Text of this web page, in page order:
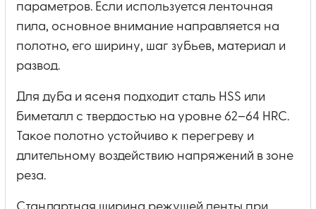
параметров. Если используется ленточная
пила, основное внимание направляется на
полотно, его ширину, шаг зубьев, материал и
развод.
Для дуба и ясеня подходит сталь HSS или
биметалл с твердостью на уровне 62–64 HRC.
Такое полотно устойчиво к перегреву и
длительному воздействию напряжений в зоне
реза.